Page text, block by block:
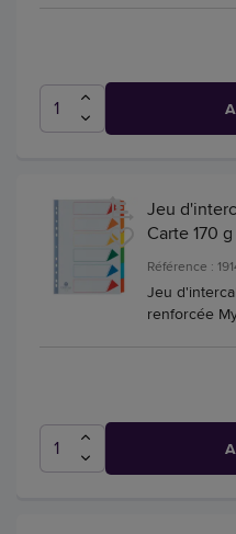
Jeu
Carte 170
Référence :
Jeu
renforcée